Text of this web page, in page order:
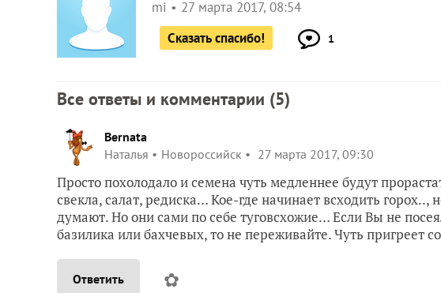
mi
27 марта 2017, 08:54
Сказать спасибо!
1
Все ответы и комментарии (5)
Bernata
Наталья
Новороссийск 27 марта 2017, 09:30
Просто похолодало и семена чуть медленнее будут
свекла, салат, редиска… Кое-где начинает всходить
думают. Но они сами по себе туговсхожие… Если Вы не
базилика или бахчевых, то не переживайте. Чуть пригреет
Ответить ✿